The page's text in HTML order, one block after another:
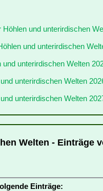
Höhlen und unterirdischen
und unterirdischen
und unterirdischen Welten
unterirdischen Welten
unterirdischen Welten
Welten - Einträge
Einträge: